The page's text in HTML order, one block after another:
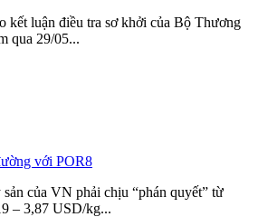
kết luận điều tra sơ khởi của Bộ Thương
qua 29/05...
với POR8
của VN phải chịu “phán quyết” từ
– 3,87 USD/kg...